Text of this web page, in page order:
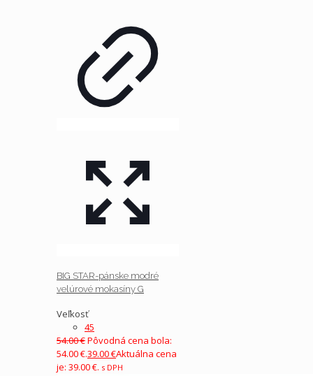
BIG STAR-pánske modré
velúrové mokasíny G
Veľkosť
45
54.00€Pôvodná cena bola:
54.00 €.39.00€Aktuálna cena
je: 39.00 €. s DPH